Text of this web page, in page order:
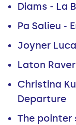
Diams - La
Pa Salieu -
Joyner
Laton
Christina
Departure
The pointer